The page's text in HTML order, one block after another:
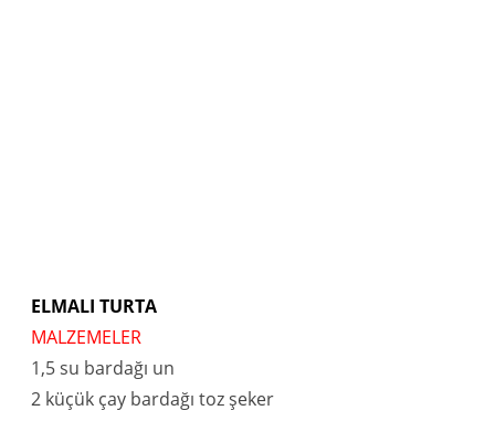
ELMALI TURTA
MALZEMELER
1,5 su bardağı un
2 küçük çay bardağı toz şeker